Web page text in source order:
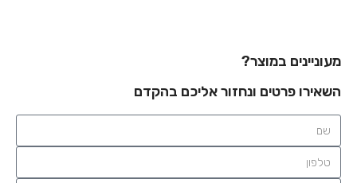
מעוניינים במוצר?
השאירו פרטים ונחזור אליכם בהקדם